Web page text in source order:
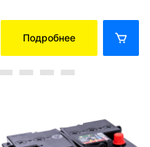
Подробнее